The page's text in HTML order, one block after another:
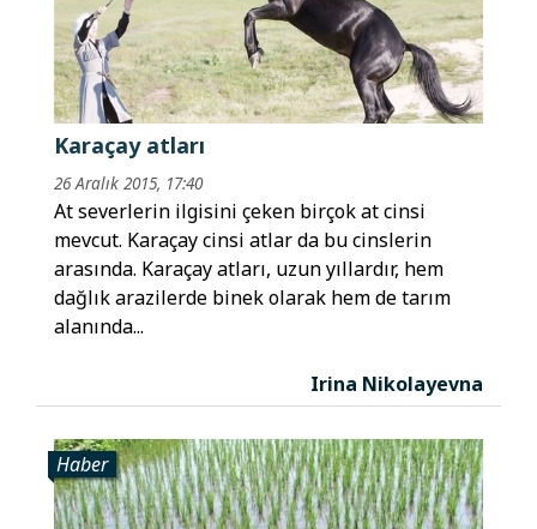
Karaçay atları
26 Aralık 2015, 17:40
At severlerin ilgisini çeken birçok at cinsi
mevcut. Karaçay cinsi atlar da bu cinslerin
arasında. Karaçay atları, uzun yıllardır, hem
dağlık arazilerde binek olarak hem de tarım
alanında...
Irina Nikolayevna
Haber